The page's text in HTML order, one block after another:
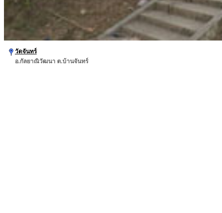
วัดจันทร์
อ.กัลยาณิวัฒนา ต.บ้านจันทร์